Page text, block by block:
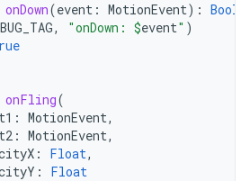
onDown(event : MotionEvent):
, "onDown: $event" )
onFling(
: MotionEvent,
: MotionEvent,
: Float,
:
Float